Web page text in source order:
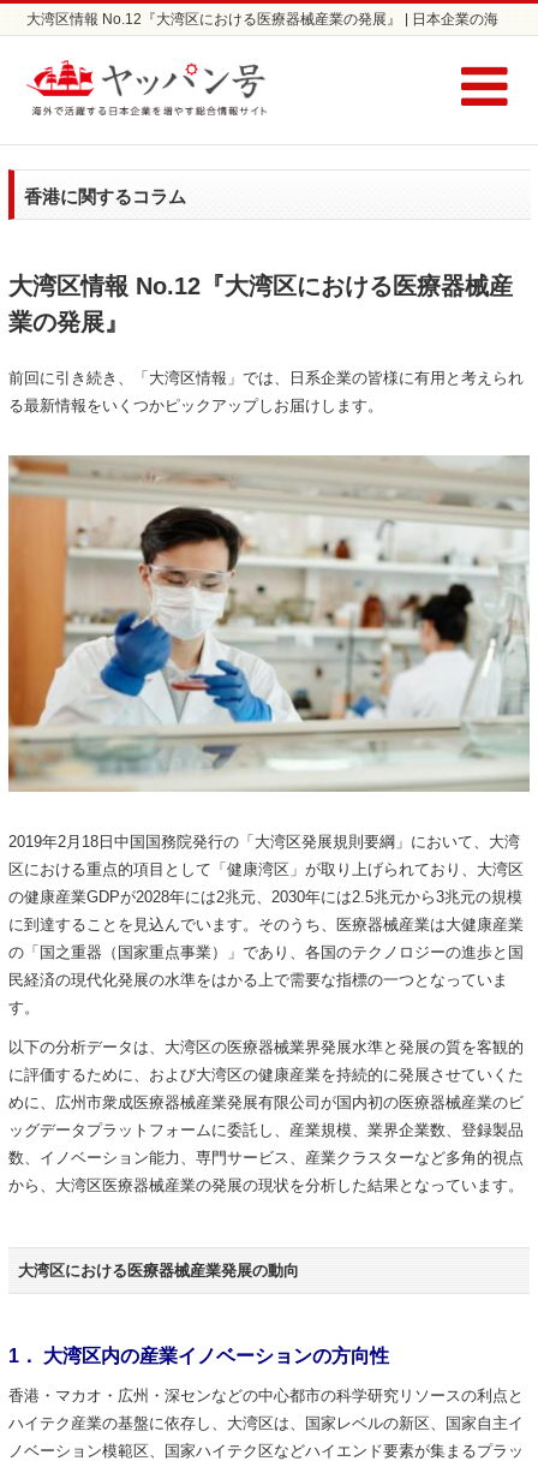
大湾区情報 No.12『大湾区における医療器械産業の発展』 | 日本企業の海
香港に関するコラム
大湾区情報 No.12『大湾区における医療器械産
業の発展』
前回に引き続き、「大湾区情報」では、日系企業の皆様に有用と考えられ
る最新情報をいくつかピックアップしお届けします。
2019年2月18日中国国務院発行の「大湾区発展規則要綱」において、大湾
区における重点的項目として「健康湾区」が取り上げられており、大湾区
の健康産業GDPが2028年には2兆元、2030年には2.5兆元から3兆元の規模
に到達することを見込んでいます。そのうち、医療器械産業は大健康産業
の「国之重器（国家重点事業）」であり、各国のテクノロジーの進歩と国
民経済の現代化発展の水準をはかる上で需要な指標の一つとなっていま
す。
以下の分析データは、大湾区の医療器械業界発展水準と発展の質を客観的
に評価するために、および大湾区の健康産業を持続的に発展させていくた
めに、広州市衆成医療器械産業発展有限公司が国内初の医療器械産業のビ
ッグデータプラットフォームに委託し、産業規模、業界企業数、登録製品
数、イノベーション能力、専門サービス、産業クラスターなど多角的視点
から、大湾区医療器械産業の発展の現状を分析した結果となっています。
大湾区における医療器械産業発展の動向
1． 大湾区内の産業イノベーションの方向性
香港・マカオ・広州・深センなどの中心都市の科学研究リソースの利点と
ハイテク産業の基盤に依存し、大湾区は、国家レベルの新区、国家自主イ
ノベーション模範区、国家ハイテク区などハイエンド要素が集まるプラッ